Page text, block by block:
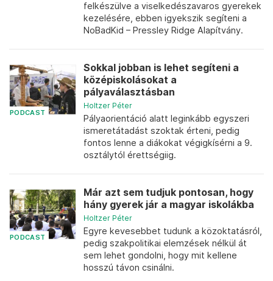
felkészülve a viselkedészavaros gyerekek
kezelésére, ebben igyekszik segíteni a
NoBadKid – Pressley Ridge Alapítvány.
PODCAST
Sokkal jobban is lehet segíteni a
középiskolásokat a
pályaválasztásban
Holtzer Péter
Pályaorientáció alatt leginkább egyszeri
ismeretátadást szoktak érteni, pedig
fontos lenne a diákokat végigkísérni a 9.
osztálytól érettségiig.
PODCAST
Már azt sem tudjuk pontosan, hogy
hány gyerek jár a magyar iskolákba
Holtzer Péter
Egyre kevesebbet tudunk a közoktatásról,
pedig szakpolitikai elemzések nélkül át
sem lehet gondolni, hogy mit kellene
hosszú távon csinálni.